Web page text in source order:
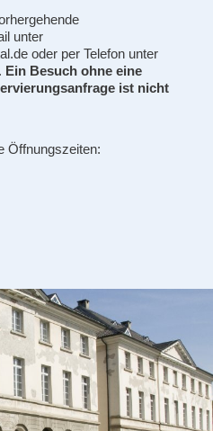
unter
oder per Telefon unter
Ein Besuch ohne eine
ist nicht
Öffnungszeiten: